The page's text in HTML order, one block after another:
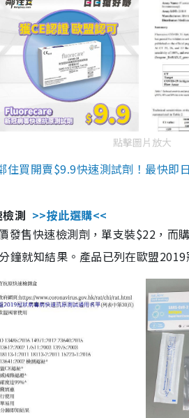
點擊圖片放大
住買開賣$9.9快速測試劑！最快即
測 >>按此選購<<
發售快速檢測劑，單支裝$22，
鐘就知結果。產品已列在歐盟